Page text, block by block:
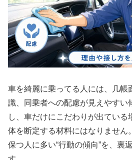
車を綺麗に乗ってる人には、几帳
識、同乗者への配慮が見えやすい
し、車だけにこだわりが出ている
体を断定する材料にはなりません
保つ人に多い“行動の傾向”を、裏